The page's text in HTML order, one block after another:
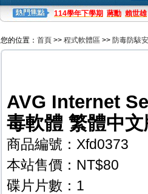
114學年下學期 蔣勳 賴世雄
您的位置： 首頁 >> 程式軟體區 >> 防毒防駭
AVG Internet
毒軟體 繁體中文
商品編號：Xfd0373
本站售價：NT$80
碟片片數：1